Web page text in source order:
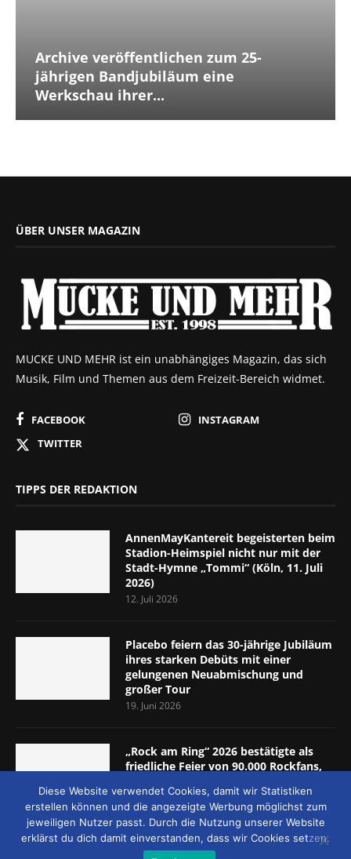
Archive veröffentlichen zum 25-
jährigen Bandjubiläum eine
Werkschau ihrer...
ÜBER UNSER MAGAZIN
MUCKE UND MEHR ist ein unabhängiges Magazin, das sich
Musik, Film und Themen aus dem Freizeit-Bereich widmet.
FACEBOOK
INSTAGRAM
TWITTER
TIPPS DER REDAKTION
AnnenMayKantereit begeisterten beim
Stadion-Heimspiel nicht nur mit der
Stadt-Hymne „Tommi“ (Köln, 11. Juli
2026)
12. Juli 2026
Placebo feiern das 30-jährige Jubiläum
ihres starken Debüts mit einer
gelungenen Neuabmischung und
großer Tour
19. Juni 2026
„Rock am Ring“ 2026 bestätigte als
friedliche Feier von 90.000 Rockfans,
5.-7. Juni 2026)
8. Juni 2026
Diese Website verwendet Cookies, damit wir Statistiken
erstellen können und die angezeigte Werbung möglichst zum
jeweiligen Nutzer passt. Durch die Nutzung unserer Website
erklärst du dich damit einverstanden, dass wir Cookies setzen.